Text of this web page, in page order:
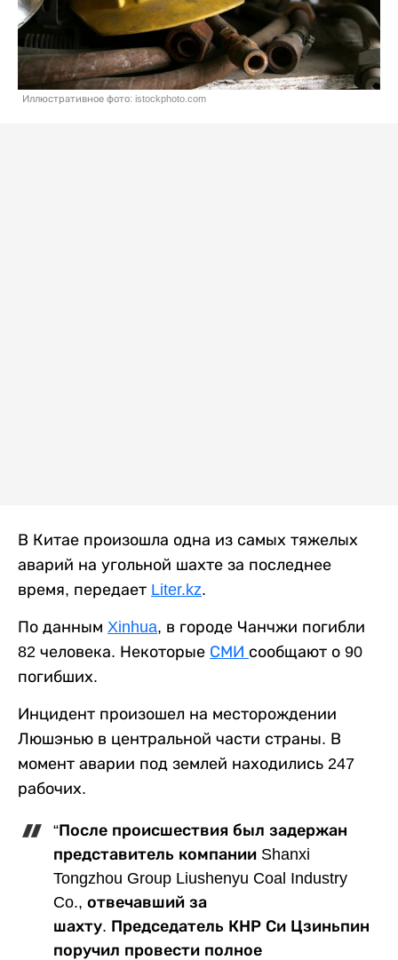
Иллюстративное фото: istockphoto.com
В Китае произошла одна из самых тяжелых
аварий на угольной шахте за последнее
время, передает Liter.kz.
По данным Xinhua, в городе Чанчжи погибли
82 человека. Некоторые СМИ сообщают о 90
погибших.
Инцидент произошел на месторождении
Люшэнью в центральной части страны. В
момент аварии под землей находились 247
рабочих.
“После происшествия был задержан
представитель компании Shanxi
Tongzhou Group Liushenyu Coal Industry
Co., отвечавший за
шахту. Председатель КНР Си Цзиньпин
поручил провести полное